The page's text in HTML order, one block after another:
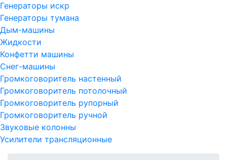
Генераторы искр
Генераторы тумана
Дым-машины
Жидкости
Конфетти машины
Снег-машины
Громкоговоритель настенный
Громкоговоритель потолочный
Громкоговоритель рупорный
Громкоговоритель ручной
Звуковые колонны
Усилители трансляционные